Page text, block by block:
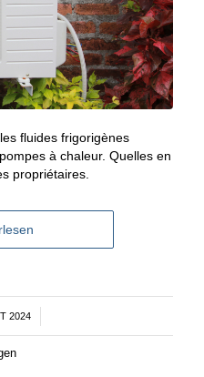
fluides frigorigènes
à chaleur. Quelles en
propriétaires.
2024